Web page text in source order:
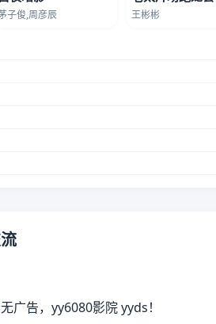
子俊,周彦辰 王彬彬
广告，yy6080影院 yyds！